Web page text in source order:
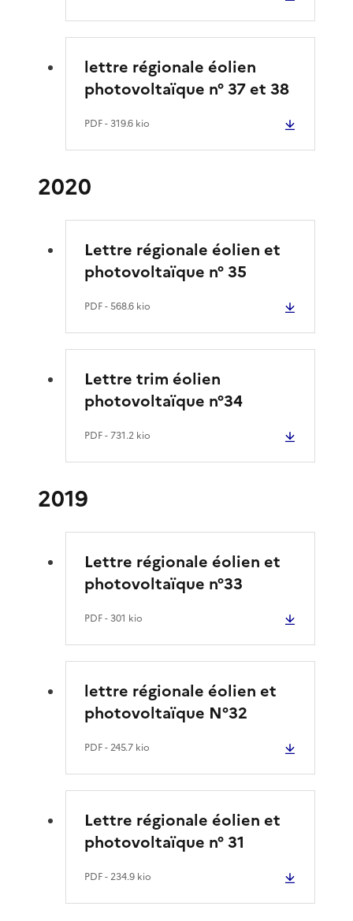
lettre régionale éolien
photovoltaïque n° 37 et 38
PDF- 319.6 kio
2020
Lettre régionale éolien et
photovoltaïque n° 35
PDF- 568.6 kio
Lettre trim éolien
photovoltaïque n°34
PDF- 731.2 kio
2019
Lettre régionale éolien et
photovoltaïque n°33
PDF- 301 kio
lettre régionale éolien et
photovoltaïque N°32
PDF- 245.7 kio
Lettre régionale éolien et
photovoltaïque n° 31
PDF- 234.9 kio